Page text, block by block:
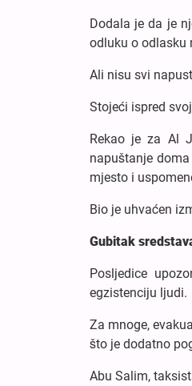
Dodala je da je
odluku o odlasku
Ali nisu svi
Stojeći ispred
Rekao je za Al
napuštanje
mjesto i
Bio je uhvaćen
Gubitak
Posljedice
egzistenciju ljudi.
Za mnoge,
što je dodatno
Abu Salim,